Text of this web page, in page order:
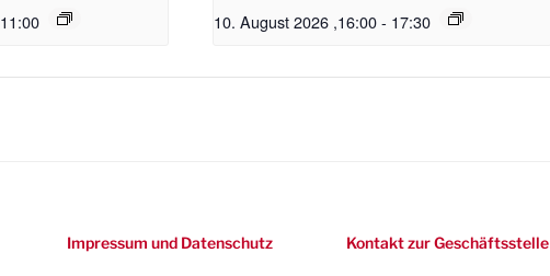
11:00 10. August 2026 ,16:00 - 17:30
Impressum und Datenschutz Kontakt zur Geschäftsstelle